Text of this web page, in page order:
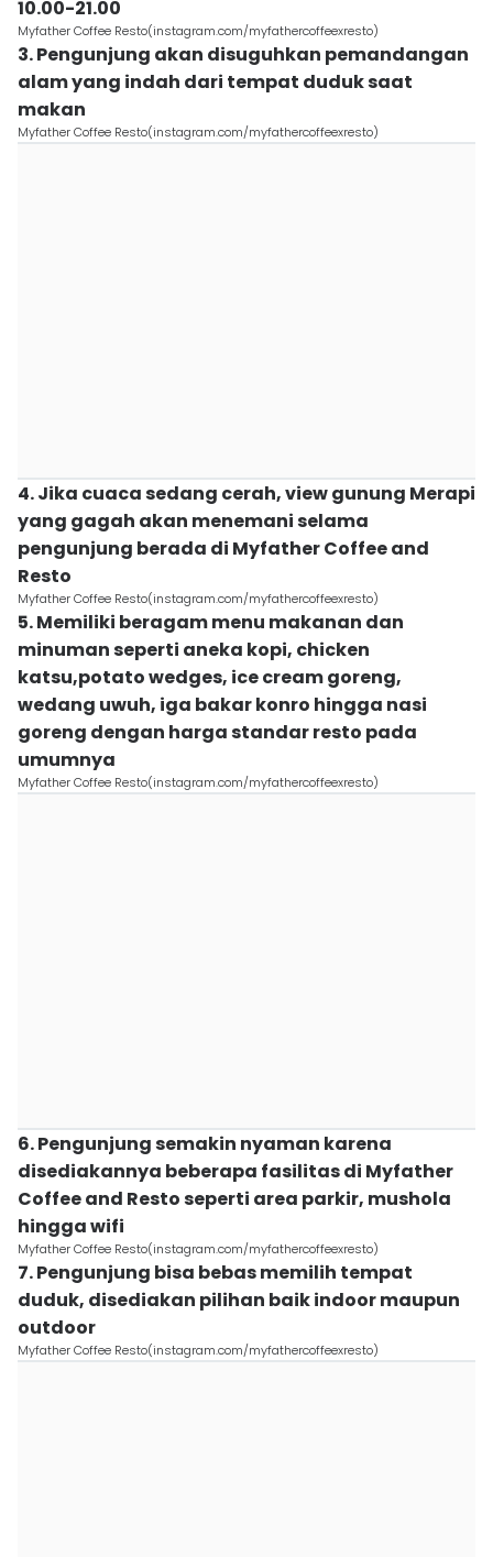
10.00-21.00
Myfather Coffee Resto(instagram.com/myfathercoffeexresto)
3. Pengunjung akan disuguhkan pemandangan
alam yang indah dari tempat duduk saat
makan
Myfather Coffee Resto(instagram.com/myfathercoffeexresto)
4. Jika cuaca sedang cerah, view gunung Merapi
yang gagah akan menemani selama
pengunjung berada di Myfather Coffee and
Resto
Myfather Coffee Resto(instagram.com/myfathercoffeexresto)
5. Memiliki beragam menu makanan dan
minuman seperti aneka kopi, chicken
katsu,potato wedges, ice cream goreng,
wedang uwuh, iga bakar konro hingga nasi
goreng dengan harga standar resto pada
umumnya
Myfather Coffee Resto(instagram.com/myfathercoffeexresto)
6. Pengunjung semakin nyaman karena
disediakannya beberapa fasilitas di Myfather
Coffee and Resto seperti area parkir, mushola
hingga wifi
Myfather Coffee Resto(instagram.com/myfathercoffeexresto)
7. Pengunjung bisa bebas memilih tempat
duduk, disediakan pilihan baik indoor maupun
outdoor
Myfather Coffee Resto(instagram.com/myfathercoffeexresto)